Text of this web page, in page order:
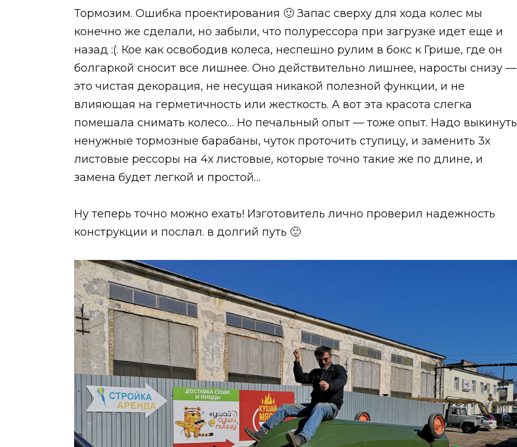
Тормозим. Ошибка проектирования 🙂 Запас сверху для хода колес мы
конечно же сделали, но забыли, что полурессора при загрузке идет еще и
назад :(. Кое как освободив колеса, неспешно рулим в бокс к Грише, где он
болгаркой сносит все лишнее. Оно действительно лишнее, наросты снизу —
это чистая декорация, не несущая никакой полезной функции, и не
влияющая на герметичность или жесткость. А вот эта красота слегка
помешала снимать колесо… Но печальный опыт — тоже опыт. Надо выкинуть
ненужные тормозные барабаны, чуток проточить ступицу, и заменить 3х
листовые рессоры на 4х листовые, которые точно такие же по длине, и
замена будет легкой и простой…
Ну теперь точно можно ехать! Изготовитель лично проверил надежность
конструкции и послал. в долгий путь 🙂